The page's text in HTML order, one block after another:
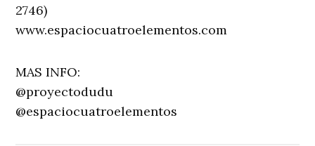
2746)
www.espaciocuatroelementos.com
MAS INFO:
@proyectodudu
@espaciocuatroelementos